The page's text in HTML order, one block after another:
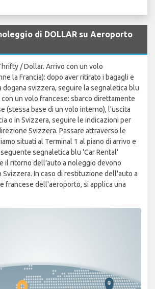
di DOLLAR su Aeroporto
/ Dollar. Arrivo con un volo
la Francia): dopo aver ritirato i bagagli e
dogana svizzera, seguire la segnaletica blu
con un volo francese: sbarco direttamente
(stessa base di un volo interno), l'uscita
o in Svizzera, seguire le indicazioni per
Svizzera. Passare attraverso le
situati al Terminal 1 al piano di arrivo e
segnaletica blu 'Car Rental'
il ritorno dell'auto a noleggio devono
In caso di restituzione dell'auto a
francese dell'aeroporto, si applica una